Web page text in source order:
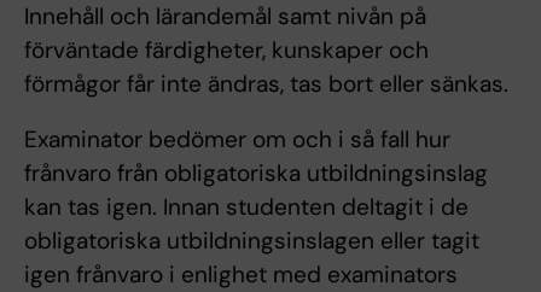
Innehåll och lärandemål samt nivån på
förväntade färdigheter, kunskaper och
förmågor får inte ändras, tas bort eller sänkas.
Examinator bedömer om och i så fall hur
frånvaro från obligatoriska utbildningsinslag
kan tas igen. Innan studenten deltagit i de
obligatoriska utbildningsinslagen eller tagit
igen frånvaro i enlighet med examinators